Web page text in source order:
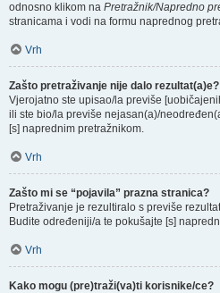
odnosno klikom na Pretražnik/Napredno
stranicama i vodi na formu naprednog
Vrh
Zašto pretraživanje nije dalo rezultat(a)e?
Vjerojatno ste upisao/la previše
ili ste bio/la previše nejasan(a)/
[s] naprednim pretražnikom.
Vrh
Zašto mi se “pojavila” prazna stranica?
Pretraživanje je rezultiralo s previše
Budite određeniji/a te pokušajte [s]
Vrh
Kako mogu (pre)traži(va)ti korisnike/ce?